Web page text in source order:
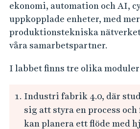
ekonomi, automation och AI,
uppkopplade enheter, med
produktionstekniska nätverket
våra samarbetspartner.
I labbet finns tre olika
Industri fabrik 4.0, där
sig att styra en process
kan planera ett flöde med